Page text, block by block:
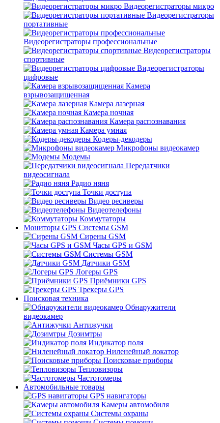
Видеорегистраторы микро
Видеорегистраторы
портативные
Видеорегистраторы профессиональные
Видеорегистраторы
спортивные
Видеорегистраторы
цифровые
Камера
взрывозащищенная
Камера лазерная
Камера ночная
Камера распознавания
Камера умная
Кодеры-декодеры
Микрофоны видеокамер
Модемы
Передатчики
видеосигнала
Радио няня
Точки доступа
Видео ресиверы
Видеотелефоны
Коммутаторы
Мониторы GPS Системы GSM
Сирены GSM
Часы GPS и GSM
Системы GSM
Датчики GSM
Логеры GPS
Приёмники GPS
Трекеры GPS
Поисковая техника
Обнаружители
видеокамер
Антижучки
Дозимтры
Индикатор поля
Ниленейный локатор
Поисковые приборы
Тепловизоры
Частотомеры
Автомобильные товары
GPS навигаторы
Камеры автомобиля
Системы охраны